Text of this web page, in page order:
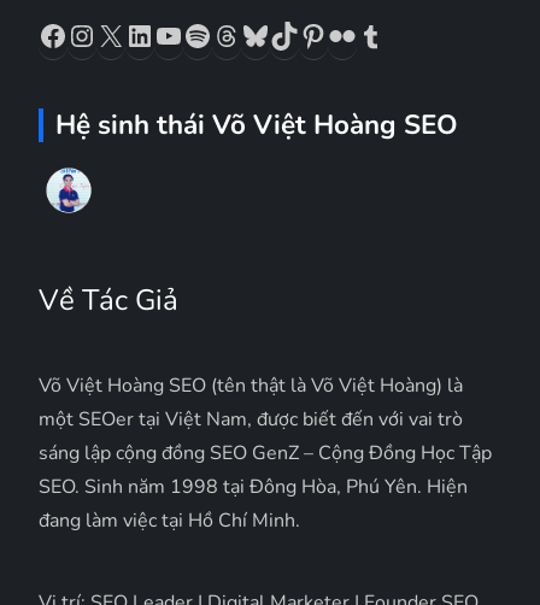
Facebook
Instagram
X LinkedIn
YouTube
Spotify
Threads
Bluesky
TikTok
Pinterest
Flickr
Hệ sinh thái Võ Việt Hoàng SEO
Về Tác Giả
Võ Việt Hoàng SEO (tên thật là Võ Việt Hoàng) là
một SEOer tại Việt Nam, được biết đến với vai trò
sáng lập cộng đồng SEO GenZ – Cộng Đồng Học Tập
SEO. Sinh năm 1998 tại Đông Hòa, Phú Yên. Hiện
đang làm việc tại Hồ Chí Minh.